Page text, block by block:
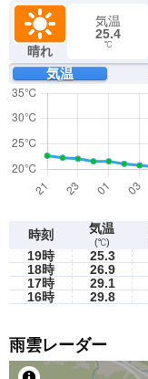
晴れ
気温
25.4
℃
気温
時刻 気温
(℃)
19時 25.3
18時
26.9
17時
29.1
16時
29.8
雨雲レーダー